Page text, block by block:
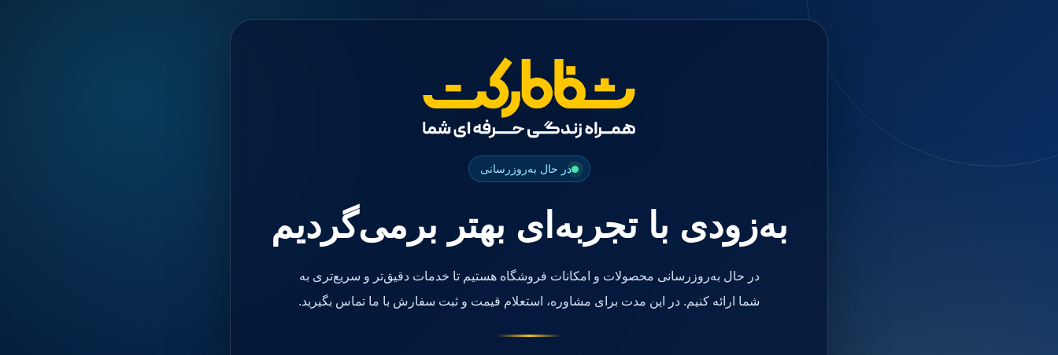
در حال به‌روزرسانی
به‌زودی با تجربه‌ای بهتر برمی‌گردیم
در حال به‌روزرسانی محصولات و امکانات فروشگاه هستیم تا خدمات دقیق‌تر و سریع‌تری به
شما ارائه کنیم. در این مدت برای مشاوره، استعلام قیمت و ثبت سفارش با ما تماس بگیرید.